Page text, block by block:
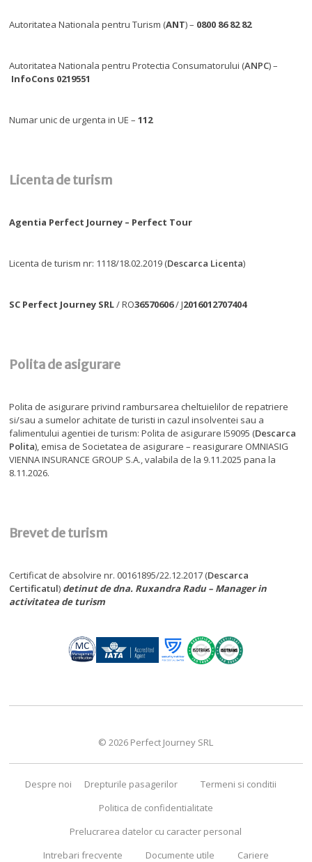
Autoritatea Nationala pentru Turism (ANT) – 0800 86 82 82
Autoritatea Nationala pentru Protectia Consumatorului (ANPC) –
InfoCons 0219551
Numar unic de urgenta in UE –112
Licenta de turism
Agentia Perfect Journey – Perfect Tour
Licenta de turism nr: 1118/18.02.2019 (Descarca Licenta)
SC Perfect Journey SRL/ RO36570606/ J2016012707404
Polita de asigurare
Polita de asigurare privind rambursarea cheltuielilor de repatriere
si/sau a sumelor achitate de turisti in cazul insolventei sau a
falimentului agentiei de turism: Polita de asigurare I59095 (Descarca
Polita), emisa de Societatea de asigurare – reasigurare OMNIASIG
VIENNA INSURANCE GROUP S.A., valabila de la 9.11.2025 pana la
8.11.2026.
Brevet de turism
Certificat de absolvire nr. 00161895/22.12.2017 (Descarca
Certificatul) detinut de dna. Ruxandra Radu – Manager in
activitatea de turism
© 2026 Perfect Journey SRL
Despre noi Drepturile pasagerilor
Termeni si conditii
Politica de confidentialitate
Prelucrarea datelor cu caracter personal
Intrebari frecvente
Documente utile Cariere